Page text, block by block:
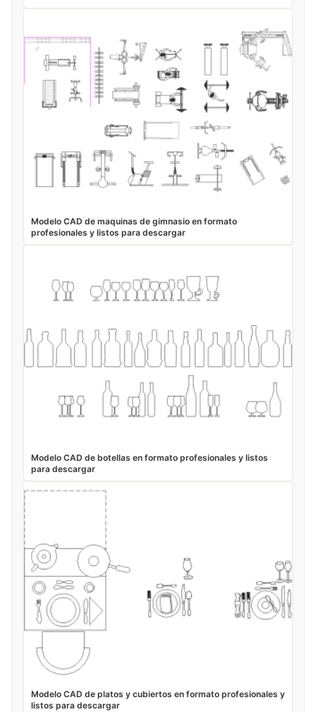
Modelo CAD de maquinas de gimnasio en formato
profesionales y listos para descargar
Modelo CAD de botellas en formato profesionales y listos
para descargar
Modelo CAD de platos y cubiertos en formato profesionales y
listos para descargar